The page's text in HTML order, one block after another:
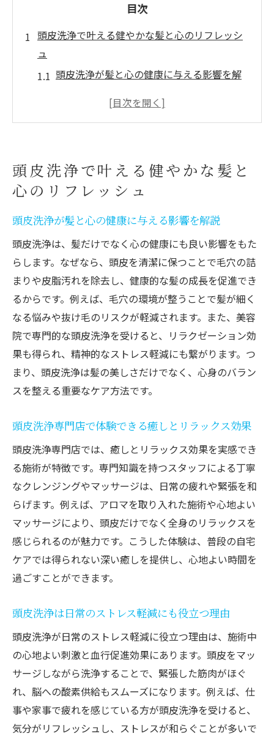
目次
頭皮洗浄で叶える健やかな髪と心のリフレッシ
ュ
頭皮洗浄が髪と心の健康に与える影響を解
頭皮洗浄専門店で体験できる癒しとリラッ
理由
髪質改善に頭皮洗浄が必要とされる背景と
頭皮洗浄で自宅ケアと美容院施術を併用す
るコツ
頭皮洗浄のメリットを実感するためのポイ
ント
美容院ならではの頭皮洗浄の魅力を徹底解説
美容院の頭皮洗浄は自宅ケアとどう違うの
か
専門店ならではの頭皮洗浄技術の特徴とは
頭皮洗浄とヘッドスパの組み合わせの魅力
美容院の頭皮洗浄で得られる髪質変化の理
由
頭皮洗浄専門店の選び方と満足できる体験
法
頭皮洗浄が美容院で人気の理由を探る
頭皮洗浄とヘッドスパの違いを知るメリット
頭皮洗浄とヘッドスパの効果の違いを比較
解説
の特徴
パか
頭皮洗浄専門店での選択基準を知るポイン
ト
頭皮洗浄の意味を理解して効果的なケアを
選ぶ
頭皮洗浄で叶える健やかな髪と
心のリフレッシュ
頭皮洗浄が髪と心の健康に与える影響を解説
頭皮洗浄は、髪だけでなく心の健康にも良い影響をもた
らします。なぜなら、頭皮を清潔に保つことで毛穴の詰
まりや皮脂汚れを除去し、健康的な髪の成長を促進でき
るからです。例えば、毛穴の環境が整うことで髪が細く
なる悩みや抜け毛のリスクが軽減されます。また、美容
院で専門的な頭皮洗浄を受けると、リラクゼーション効
果も得られ、精神的なストレス軽減にも繋がります。つ
まり、頭皮洗浄は髪の美しさだけでなく、心身のバラン
スを整える重要なケア方法です。
頭皮洗浄専門店で体験できる癒しとリラックス効果
頭皮洗浄専門店では、癒しとリラックス効果を実感でき
る施術が特徴です。専門知識を持つスタッフによる丁寧
なクレンジングやマッサージは、日常の疲れや緊張を和
らげます。例えば、アロマを取り入れた施術や心地よい
マッサージにより、頭皮だけでなく全身のリラックスを
感じられるのが魅力です。こうした体験は、普段の自宅
ケアでは得られない深い癒しを提供し、心地よい時間を
過ごすことができます。
頭皮洗浄は日常のストレス軽減にも役立つ理由
頭皮洗浄が日常のストレス軽減に役立つ理由は、施術中
の心地よい刺激と血行促進効果にあります。頭皮をマッ
サージしながら洗浄することで、緊張した筋肉がほぐ
れ、脳への酸素供給もスムーズになります。例えば、仕
事や家事で疲れを感じている方が頭皮洗浄を受けると、
気分がリフレッシュし、ストレスが和らぐことが多いで